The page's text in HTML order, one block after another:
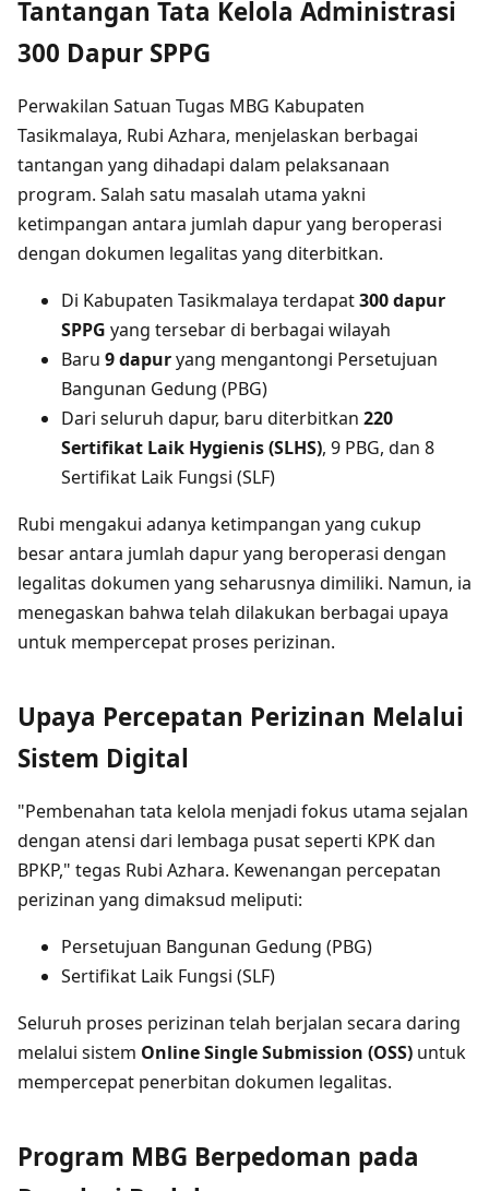
Tantangan Tata Kelola Administrasi
300 Dapur SPPG
Perwakilan Satuan Tugas MBG Kabupaten
Tasikmalaya, Rubi Azhara, menjelaskan berbagai
tantangan yang dihadapi dalam pelaksanaan
program. Salah satu masalah utama yakni
ketimpangan antara jumlah dapur yang beroperasi
dengan dokumen legalitas yang diterbitkan.
Di Kabupaten Tasikmalaya terdapat300 dapur
SPPG yang tersebar di berbagai wilayah
Baru 9 dapuryang mengantongi Persetujuan
Bangunan Gedung (PBG)
Dari seluruh dapur, baru diterbitkan 220
Sertifikat Laik Hygienis (SLHS), 9 PBG, dan 8
Sertifikat Laik Fungsi (SLF)
Rubi mengakui adanya ketimpangan yang cukup
besar antara jumlah dapur yang beroperasi dengan
legalitas dokumen yang seharusnya dimiliki. Namun, ia
menegaskan bahwa telah dilakukan berbagai upaya
untuk mempercepat proses perizinan.
Upaya Percepatan Perizinan Melalui
Sistem Digital
"Pembenahan tata kelola menjadi fokus utama sejalan
dengan atensi dari lembaga pusat seperti KPK dan
BPKP," tegas Rubi Azhara. Kewenangan percepatan
perizinan yang dimaksud meliputi:
Persetujuan Bangunan Gedung (PBG)
Sertifikat Laik Fungsi (SLF)
Seluruh proses perizinan telah berjalan secara daring
melalui sistem Online Single Submission (OSS) untuk
mempercepat penerbitan dokumen legalitas.
Program MBG Berpedoman pada